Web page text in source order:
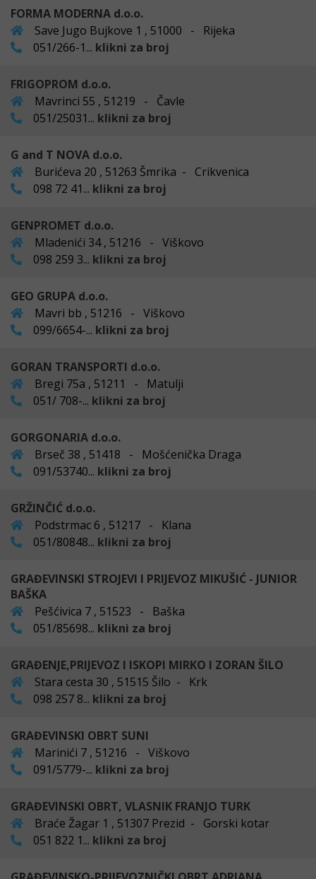
FORMA MODERNA d.o.o.
Save Jugo Bujkove 1 , 51000 - Rijeka
051/266-1... klikni za broj
FRIGOPROM d.o.o.
Mavrinci 55 , 51219 - Čavle
051/25031... klikni za broj
G and T NOVA d.o.o.
Burićeva 20 , 51263 Šmrika - Crikvenica
098 72 41... klikni za broj
GENPROMET d.o.o.
Mladenići 34 , 51216 - Viškovo
098 259 3... klikni za broj
GEO GRUPA d.o.o.
Mavri bb , 51216 - Viškovo
099/6654-... klikni za broj
GORAN TRANSPORTI d.o.o.
Bregi 75a , 51211 - Matulji
051/ 708-... klikni za broj
GORGONARIA d.o.o.
Brseč 38 , 51418 - Mošćenička Draga
091/53740... klikni za broj
GRŽINČIĆ d.o.o.
Podstrmac 6 , 51217 - Klana
051/80848... klikni za broj
GRAĐEVINSKI STROJEVI I PRIJEVOZ MIKUŠIĆ - JUNIOR
BAŠKA
Pešćivica 7 , 51523 - Baška
051/85698... klikni za broj
GRAĐENJE,PRIJEVOZ I ISKOPI MIRKO I ZORAN ŠILO
Stara cesta 30 , 51515 Šilo - Krk
098 257 8... klikni za broj
GRAĐEVINSKI OBRT SUNI
Marinići 7 , 51216 - Viškovo
091/5779-... klikni za broj
GRAĐEVINSKI OBRT, VLASNIK FRANJO TURK
Braće Žagar 1 , 51307 Prezid - Gorski kotar
051 822 1... klikni za broj